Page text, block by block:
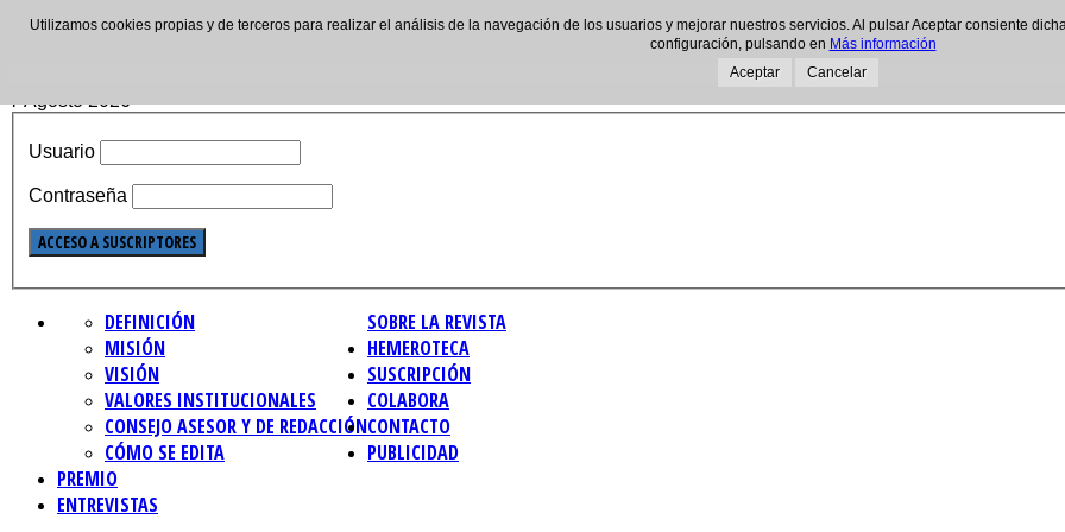
7 Agosto 2026
Usuario
Contraseña
SOBRE LA REVISTA
DEFINICIÓN
MISIÓN
VISIÓN
VALORES INSTITUCIONALES
CONSEJO ASESOR Y DE REDACCIÓN
CÓMO SE EDITA
HEMEROTECA
SUSCRIPCIÓN
COLABORA
CONTACTO
PUBLICIDAD
PREMIO
ENTREVISTAS
Utilizamos cookies propias y de terceros para realizar el análisis de la navegación de los usuarios y mejorar nuestros servicios. Al pulsar Aceptar consiente
configuración, pulsando en Más información
Aceptar
Cancelar